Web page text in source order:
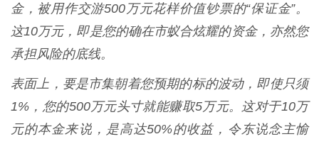
金，被用作交游500万元花样价值钞票的“保证金”。
这10万元，即是您的确在市蚁合炫耀的资金，亦然您
承担风险的底线。
表面上，要是市集朝着您预期的标的波动，即使只须
1%，您的500万元头寸就能赚取5万元。这对于10万
元的本金来说，是高达50%的收益，令东说念主愉